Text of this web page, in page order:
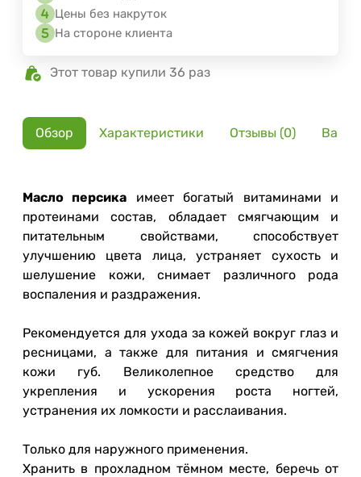
Цены без накруток
На стороне клиента
Этот товар купили 36 раз
Обзор Характеристики Отзывы (0)
Масло персика имеет богатый витаминами и
протеинами состав, обладает смягчающим и
питательным свойствами, способствует
улучшению цвета лица, устраняет сухость и
шелушение кожи, снимает различного рода
воспаления и раздражения.
Рекомендуется для ухода за кожей вокруг глаз и
ресницами, а также для питания и смягчения
кожи губ. Великолепное средство для
укрепления и ускорения роста ногтей,
устранения их ломкости и расслаивания.
Только для наружного применения.
Хранить в прохладном тёмном месте, беречь от